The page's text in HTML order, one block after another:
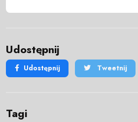
Udostępnij
Udostępnij Tweetnij
Tagi